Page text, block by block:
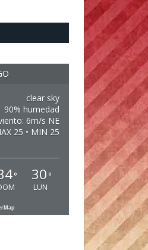
clear sky
90% humedad
6m/s NE
25 • MIN 25
° 30 °
LUN